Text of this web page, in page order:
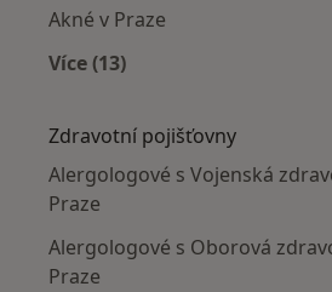
Akné v Praze
Více (13)
Zdravotní pojišťovny
Alergologové s Vojenská
Praze
Alergologové s Oborová
Praze